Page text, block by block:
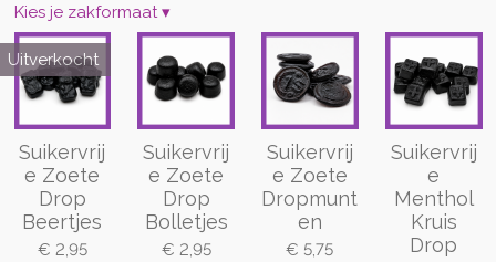
Kies je zakformaat▾
Uitverkocht
Suikervrij
e Zoete
Drop
Beertjes
€ 2,95
Suikervrij
e Zoete
Drop
Bolletjes
€ 2,95
Suikervrij
e Zoete
Dropmunt
en
€ 5,75
Suikervrij
e
Menthol
Kruis
Drop